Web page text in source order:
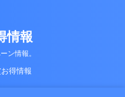
情報
ン情報。
得情報